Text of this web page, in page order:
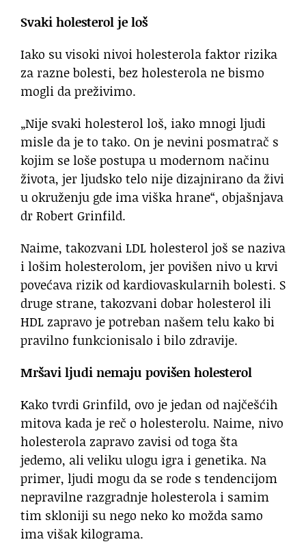
Svaki holesterol je loš
Iako su visoki nivoi holesterola faktor rizika
za razne bolesti, bez holesterola ne bismo
mogli da preživimo.
„Nije svaki holesterol loš, iako mnogi ljudi
misle da je to tako. On je nevini posmatrač s
kojim se loše postupa u modernom načinu
života, jer ljudsko telo nije dizajnirano da živi
u okruženju gde ima viška hrane“, objašnjava
dr Robert Grinfild.
Naime, takozvani LDL holesterol još se naziva
i lošim holesterolom, jer povišen nivo u krvi
povećava rizik od kardiovaskularnih bolesti. S
druge strane, takozvani dobar holesterol ili
HDL zapravo je potreban našem telu kako bi
pravilno funkcionisalo i bilo zdravije.
Mršavi ljudi nemaju povišen holesterol
Kako tvrdi Grinfild, ovo je jedan od najčešćih
mitova kada je reč o holesterolu. Naime, nivo
holesterola zapravo zavisi od toga šta
jedemo, ali veliku ulogu igra i genetika. Na
primer, ljudi mogu da se rode s tendencijom
nepravilne razgradnje holesterola i samim
tim skloniji su nego neko ko možda samo
ima višak kilograma.